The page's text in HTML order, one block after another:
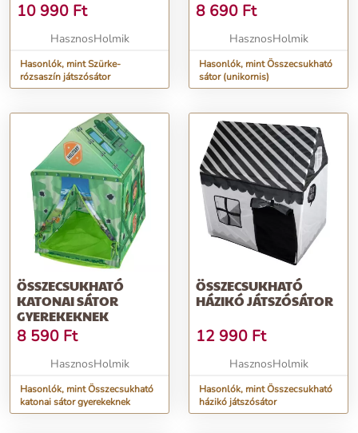
10 990 Ft
HasznosHolmik
Hasonlók, mint Szürke-
rózsaszín játszósátor
8 690 Ft
HasznosHolmik
Hasonlók, mint Összecsukható
sátor (unikornis)
ÖSSZECSUKHATÓ
KATONAI SÁTOR
GYEREKEKNEK
8 590 Ft
HasznosHolmik
Hasonlók, mint Összecsukható
katonai sátor gyerekeknek
ÖSSZECSUKHATÓ
HÁZIKÓ JÁTSZÓSÁTOR
12 990 Ft
HasznosHolmik
Hasonlók, mint Összecsukható
házikó játszósátor